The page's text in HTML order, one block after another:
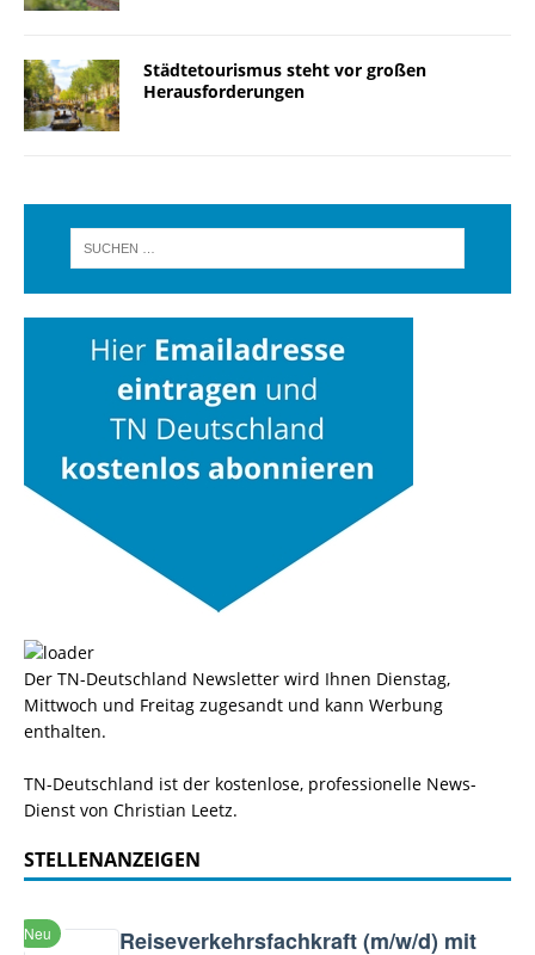
Städtetourismus steht vor großen
Herausforderungen
Der TN-Deutschland Newsletter wird Ihnen Dienstag,
Mittwoch und Freitag zugesandt und kann Werbung
enthalten.
TN-Deutschland ist der kostenlose, professionelle News-
Dienst von Christian Leetz.
STELLENANZEIGEN